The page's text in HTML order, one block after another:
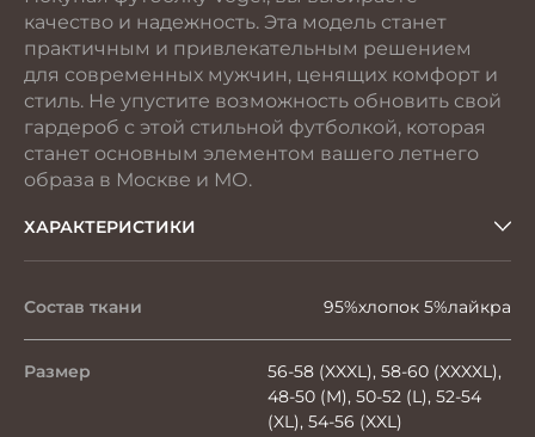
качество и надежность. Эта модель станет
практичным и привлекательным решением
для современных мужчин, ценящих комфорт и
стиль. Не упустите возможность обновить свой
гардероб с этой стильной футболкой, которая
станет основным элементом вашего летнего
образа в Москве и МО.
ХАРАКТЕРИСТИКИ
Состав ткани 95%хлопок 5%лайкра
Размер
56-58 (XXXL), 58-60 (XXXXL),
48-50 (M), 50-52 (L), 52-54
(XL), 54-56 (XXL)